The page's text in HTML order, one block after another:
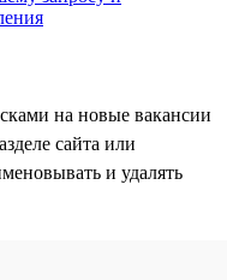
на новые вакансии
сайта или
и удалять